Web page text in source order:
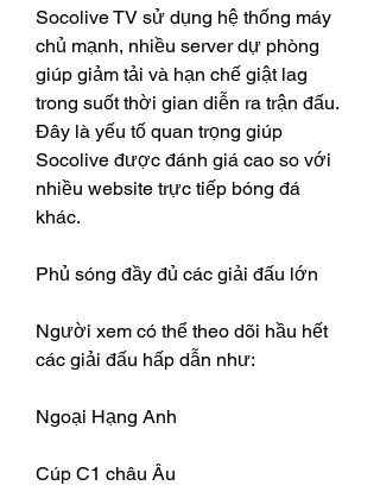
Socolive TV sử dụng hệ thống máy
chủ mạnh, nhiều server dự phòng
giúp giảm tải và hạn chế giật lag
trong suốt thời gian diễn ra trận đấu.
Đây là yếu tố quan trọng giúp
Socolive được đánh giá cao so với
nhiều website trực tiếp bóng đá
khác.
Phủ sóng đầy đủ các giải đấu lớn
Người xem có thể theo dõi hầu hết
các giải đấu hấp dẫn như:
Ngoại Hạng Anh
Cúp C1 châu Âu